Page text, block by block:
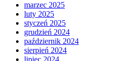
marzec 2025
luty 2025
styczeń 2025
grudzień 2024
październik 2024
sierpień 2024
lipiec 2024